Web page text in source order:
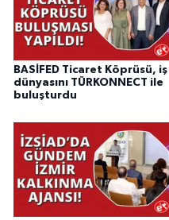
BASİFED Ticaret Köprüsü, iş
dünyasını TÜRKONNECT ile
buluşturdu